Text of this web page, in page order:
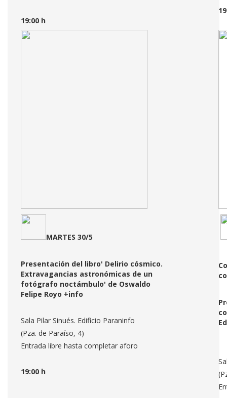
19:00 h
MARTES 30/5
Presentación del libro' Delirio cósmico.
Extravagancias astronómicas de un
fotógrafo noctámbulo' de Oswaldo
Felipe Royo +info
Sala Pilar Sinués. Edificio Paraninfo
(Pza. de Paraíso, 4)
Entrada libre hasta completar aforo
19:00 h
c